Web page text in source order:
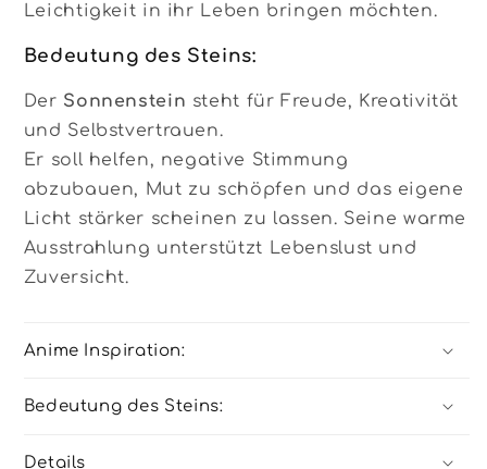
Leichtigkeit in ihr Leben bringen möchten.
Bedeutung des Steins:
Der Sonnenstein steht für Freude, Kreativität
und Selbstvertrauen.
Er soll helfen, negative Stimmung
abzubauen, Mut zu schöpfen und das eigene
Licht stärker scheinen zu lassen. Seine warme
Ausstrahlung unterstützt Lebenslust und
Zuversicht.
Anime Inspiration:
Bedeutung des Steins:
Details